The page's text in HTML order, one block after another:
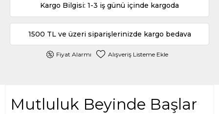
Kargo Bilgisi: 1-3 iş günü içinde kargoda
1500 TL ve üzeri siparişlerinizde kargo bedava
Fiyat Alarmı Alışveriş Listeme Ekle
Mutluluk Beyinde Başlar